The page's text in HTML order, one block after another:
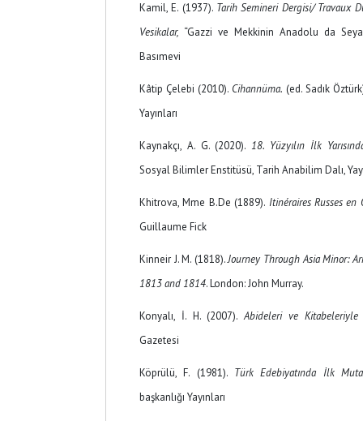
Kamil, E. (1937). Tarih Semineri Dergisi/ Travaux
Vesikalar, “Gazzi ve Mekkinin Anadolu da
Basımevi
Kâtip Çelebi (2010). Cihannüma. (ed. Sadık
Yayınları
Kaynakçı, A. G. (2020). 18. Yüzyılın İlk
Sosyal Bilimler Enstitüsü, Tarih Anabilim Dalı,
Khitrova, Mme B.De (1889). Itinéraires Russes en
Guillaume Fick
Kinneir J. M. (1818).Journey Through Asia Minor:
1813 and 1814. London: John Murray.
Konyalı, İ. H. (2007).Abideleri ve Kitabeleriyle
Gazetesi
Köprülü, F. (1981). Türk Edebiyatında İlk
başkanlığı Yayınları